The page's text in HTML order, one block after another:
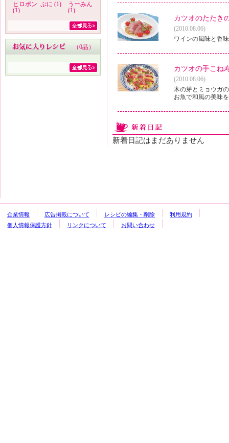
ヒロポン
(1)
ぷに (1)
うーみん
(1)
（0品）
カツオのたたき
(2010.08.06)
ワインの風味と香
カツオの手こね
(2010.08.06)
木の芽とミョウガ
お魚で和風の美味
新着日記はまだありません
企業情報 広告掲載について レシピの編集・削除
利用規約
個人情報保護方針
リンクについて お問い合わせ